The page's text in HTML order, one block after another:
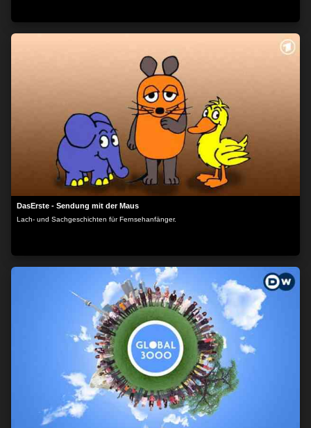
DasErste - Sendung mit der Maus
Lach- und Sachgeschichten für Fernsehanfänger.